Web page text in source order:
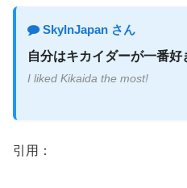
SkyInJapan さん
自分はキカイダーが一番好
I liked Kikaida the most!
引用：